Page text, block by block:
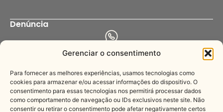
Gerenciar o consentimento
Para fornecer as melhores experiências, usamos tecnologias como
cookies para armazenar e/ou acessar informações do dispositivo. O
consentimento para essas tecnologias nos permitirá processar dados
como comportamento de navegação ou IDs exclusivos neste site. Não
consentir ou retirar o consentimento pode afetar negativamente certos
Denúncia
denuncia.bsp@salesianos.com.br
Imprensa